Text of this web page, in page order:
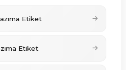
Etiket
Etiket